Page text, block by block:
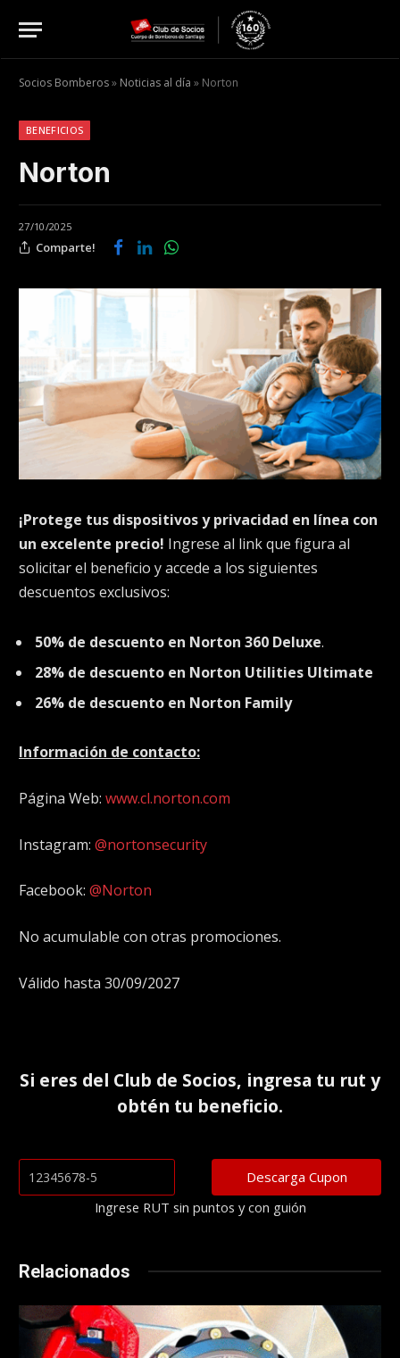
Socios Bomberos» Noticias al día » Norton
BENEFICIOS
Norton
27/10/2025
Comparte!
¡Protege tus dispositivos y privacidad en línea con
un excelente precio! Ingrese al link que figura al
solicitar el beneficio y accede a los siguientes
descuentos exclusivos:
50% de descuento en Norton 360 Deluxe.
28% de descuento en Norton Utilities Ultimate
26% de descuento en Norton Family
Información de contacto:
Página Web: www.cl.norton.com
Instagram: @nortonsecurity
Facebook: @Norton
No acumulable con otras promociones.
Válido hasta 30/09/2027
Si eres del Club de Socios, ingresa tu rut y
obtén tu beneficio.
Ingrese RUT sin puntos y con guión
Relacionados